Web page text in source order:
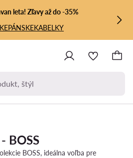
leta! Zľavy až do -35%
PÁNSKEKABELKY
štýl
BOSS
BOSS, ideálna voľba pre